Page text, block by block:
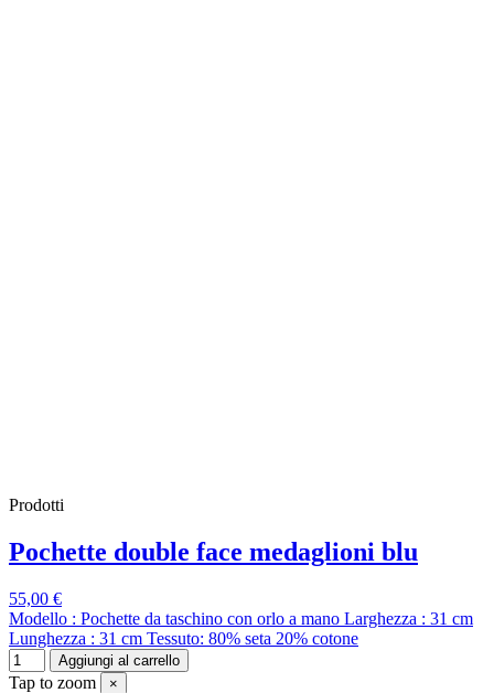
Prodotti
Pochette double face medaglioni blu
55,00 €
Modello : Pochette da taschino con orlo a mano Larghezza : 31 cm
Lunghezza : 31 cm Tessuto: 80% seta 20% cotone
Aggiungi al carrello
Tap to zoom ×